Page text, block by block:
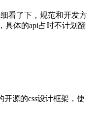
看了下，规范和开发方
具体的api占时不计划翻
开源的css设计框架，使